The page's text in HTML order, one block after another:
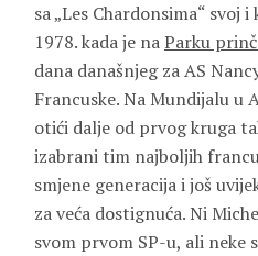
sa „Les Chardonsima“
1978. kada je naParku
dana današnjeg za AS
Francuske. Na Mundijalu u
otići dalje od prvog kruga
izabrani tim najboljih
smjene generacija i još
za veća dostignuća. Ni
svom prvom SP-u, ali neke